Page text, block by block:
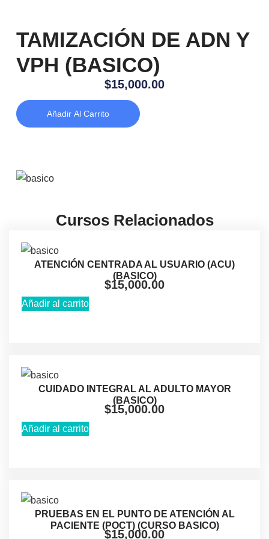
TAMIZACIÓN DE ADN Y
VPH (BASICO)
$15,000.00
Añadir Al Carrito
Cursos Relacionados
ATENCIÓN CENTRADA AL USUARIO (ACU)
(BASICO)
$15,000.00
Añadir al carrito
CUIDADO INTEGRAL AL ADULTO MAYOR
(BASICO)
$15,000.00
Añadir al carrito
PRUEBAS EN EL PUNTO DE ATENCIÓN AL
PACIENTE (POCT) (CURSO BASICO)
$15,000.00